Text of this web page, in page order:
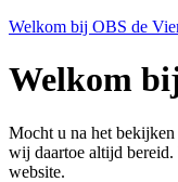
Welkom bij OBS de
Welkom
Mocht u na het
wij daartoe altijd
website.